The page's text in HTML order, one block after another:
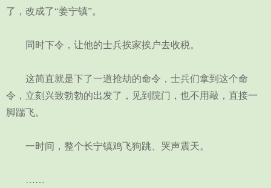
了，改成了“姜宁镇”。
同时下令，让他的士兵挨家挨户去收税。
这简直就是下了一道抢劫的命令，士兵们拿到这个命
令，立刻兴致勃勃的出发了，见到院门，也不用敲，直接一
脚踹飞。
一时间，整个长宁镇鸡飞狗跳、哭声震天。
……